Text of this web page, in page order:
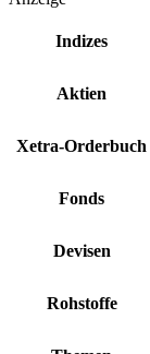
Indizes
Aktien
Xetra-Orderbuch
Fonds
Devisen
Rohstoffe